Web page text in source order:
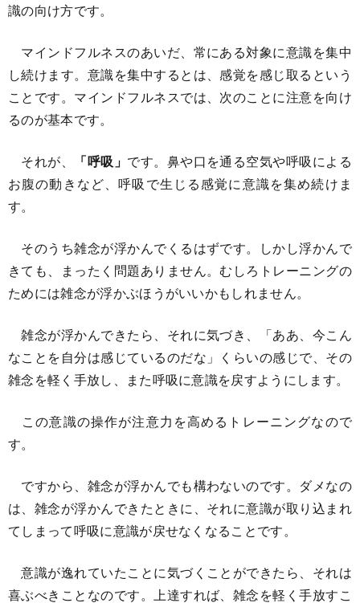
識の向け方です。
マインドフルネスのあいだ、常にある対象に意識を集中
し続けます。意識を集中するとは、感覚を感じ取るという
ことです。マインドフルネスでは、次のことに注意を向け
るのが基本です。
それが、 「呼吸」 です。鼻や口を通る空気や呼吸による
お腹の動きなど、呼吸で生じる感覚に意識を集め続けま
す。
そのうち雑念が浮かんでくるはずです。しかし浮かんで
きても、まったく問題ありません。むしろトレーニングの
ためには雑念が浮かぶほうがいいかもしれません。
雑念が浮かんできたら、それに気づき、「ああ、今こん
なことを自分は感じているのだな」くらいの感じで、その
雑念を軽く手放し、また呼吸に意識を戻すようにします。
この意識の操作が注意力を高めるトレーニングなので
す。
ですから、雑念が浮かんでも構わないのです。ダメなの
は、雑念が浮かんできたときに、それに意識が取り込まれ
てしまって呼吸に意識が戻せなくなることです。
意識が逸れていたことに気づくことができたら、それは
喜ぶべきことなのです。上達すれば、雑念を軽く手放すこ